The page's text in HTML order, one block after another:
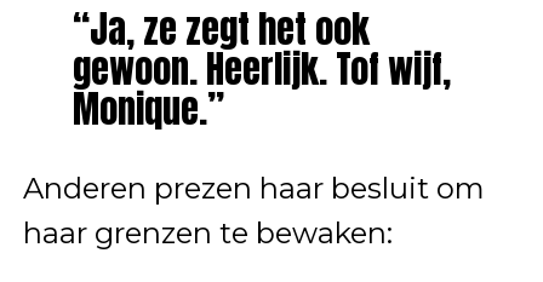
“Ja, ze zegt het ook
gewoon. Heerlijk. Tof wijf,
Monique.”
Anderen prezen haar besluit om
haar grenzen te bewaken: